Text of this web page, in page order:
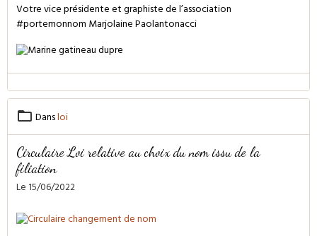
Votre vice présidente et graphiste de l’association
#portemonnomMarjolaine Paolantonacci
Dansloi
Circulaire Loi relative au choix du nom issu de la
filiation
Le 15/06/2022